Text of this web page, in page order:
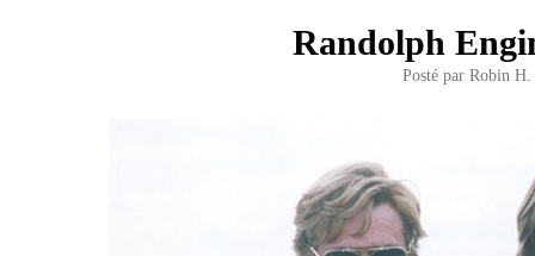
Randolph
Posté par Robin H.